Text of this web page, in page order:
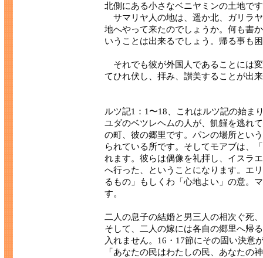
北側にある小さなベニヤミンの土地で
サマリヤ人の地は、遥か北、ガリラ
地へやって来たのでしょうか。何も書
いうことは出来るでしょう。帰る事も
それでも彼が外国人であることには
てひれ伏し、拝み、讃美することが出
ルツ記1：1〜18、これはルツ記の始ま
ユダのベツレヘムの人が、飢饉を逃れ
の町、彼の郷里です。パンの場所とい
られている所です。そしてモアブは、
れます。彼らは偶像を礼拝し、イスラ
へ行った、ということになります。エ
るもの」もしくわ「心地よい」の意。
す。
二人の息子の結婚と男三人の相次ぐ死
そして、二人の嫁には各自の郷里へ帰
入れません。16・17節にその固い決意
「あなたの民はわたしの民、あなたの